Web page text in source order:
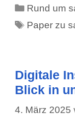
Kategorien
Rund um
Paper zu
Digitale
Blick in
4. März 2025